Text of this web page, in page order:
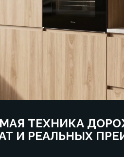
ТЕХНИКА
И РЕАЛЬНЫХ